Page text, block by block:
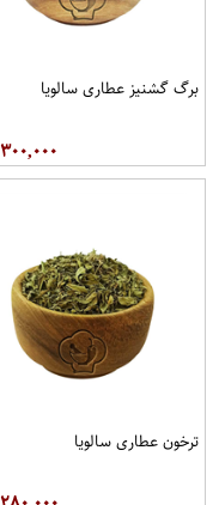
برگ گشنیز عطاری سالویا
۳۰۰,۰۰۰
ترخون عطاری سالویا